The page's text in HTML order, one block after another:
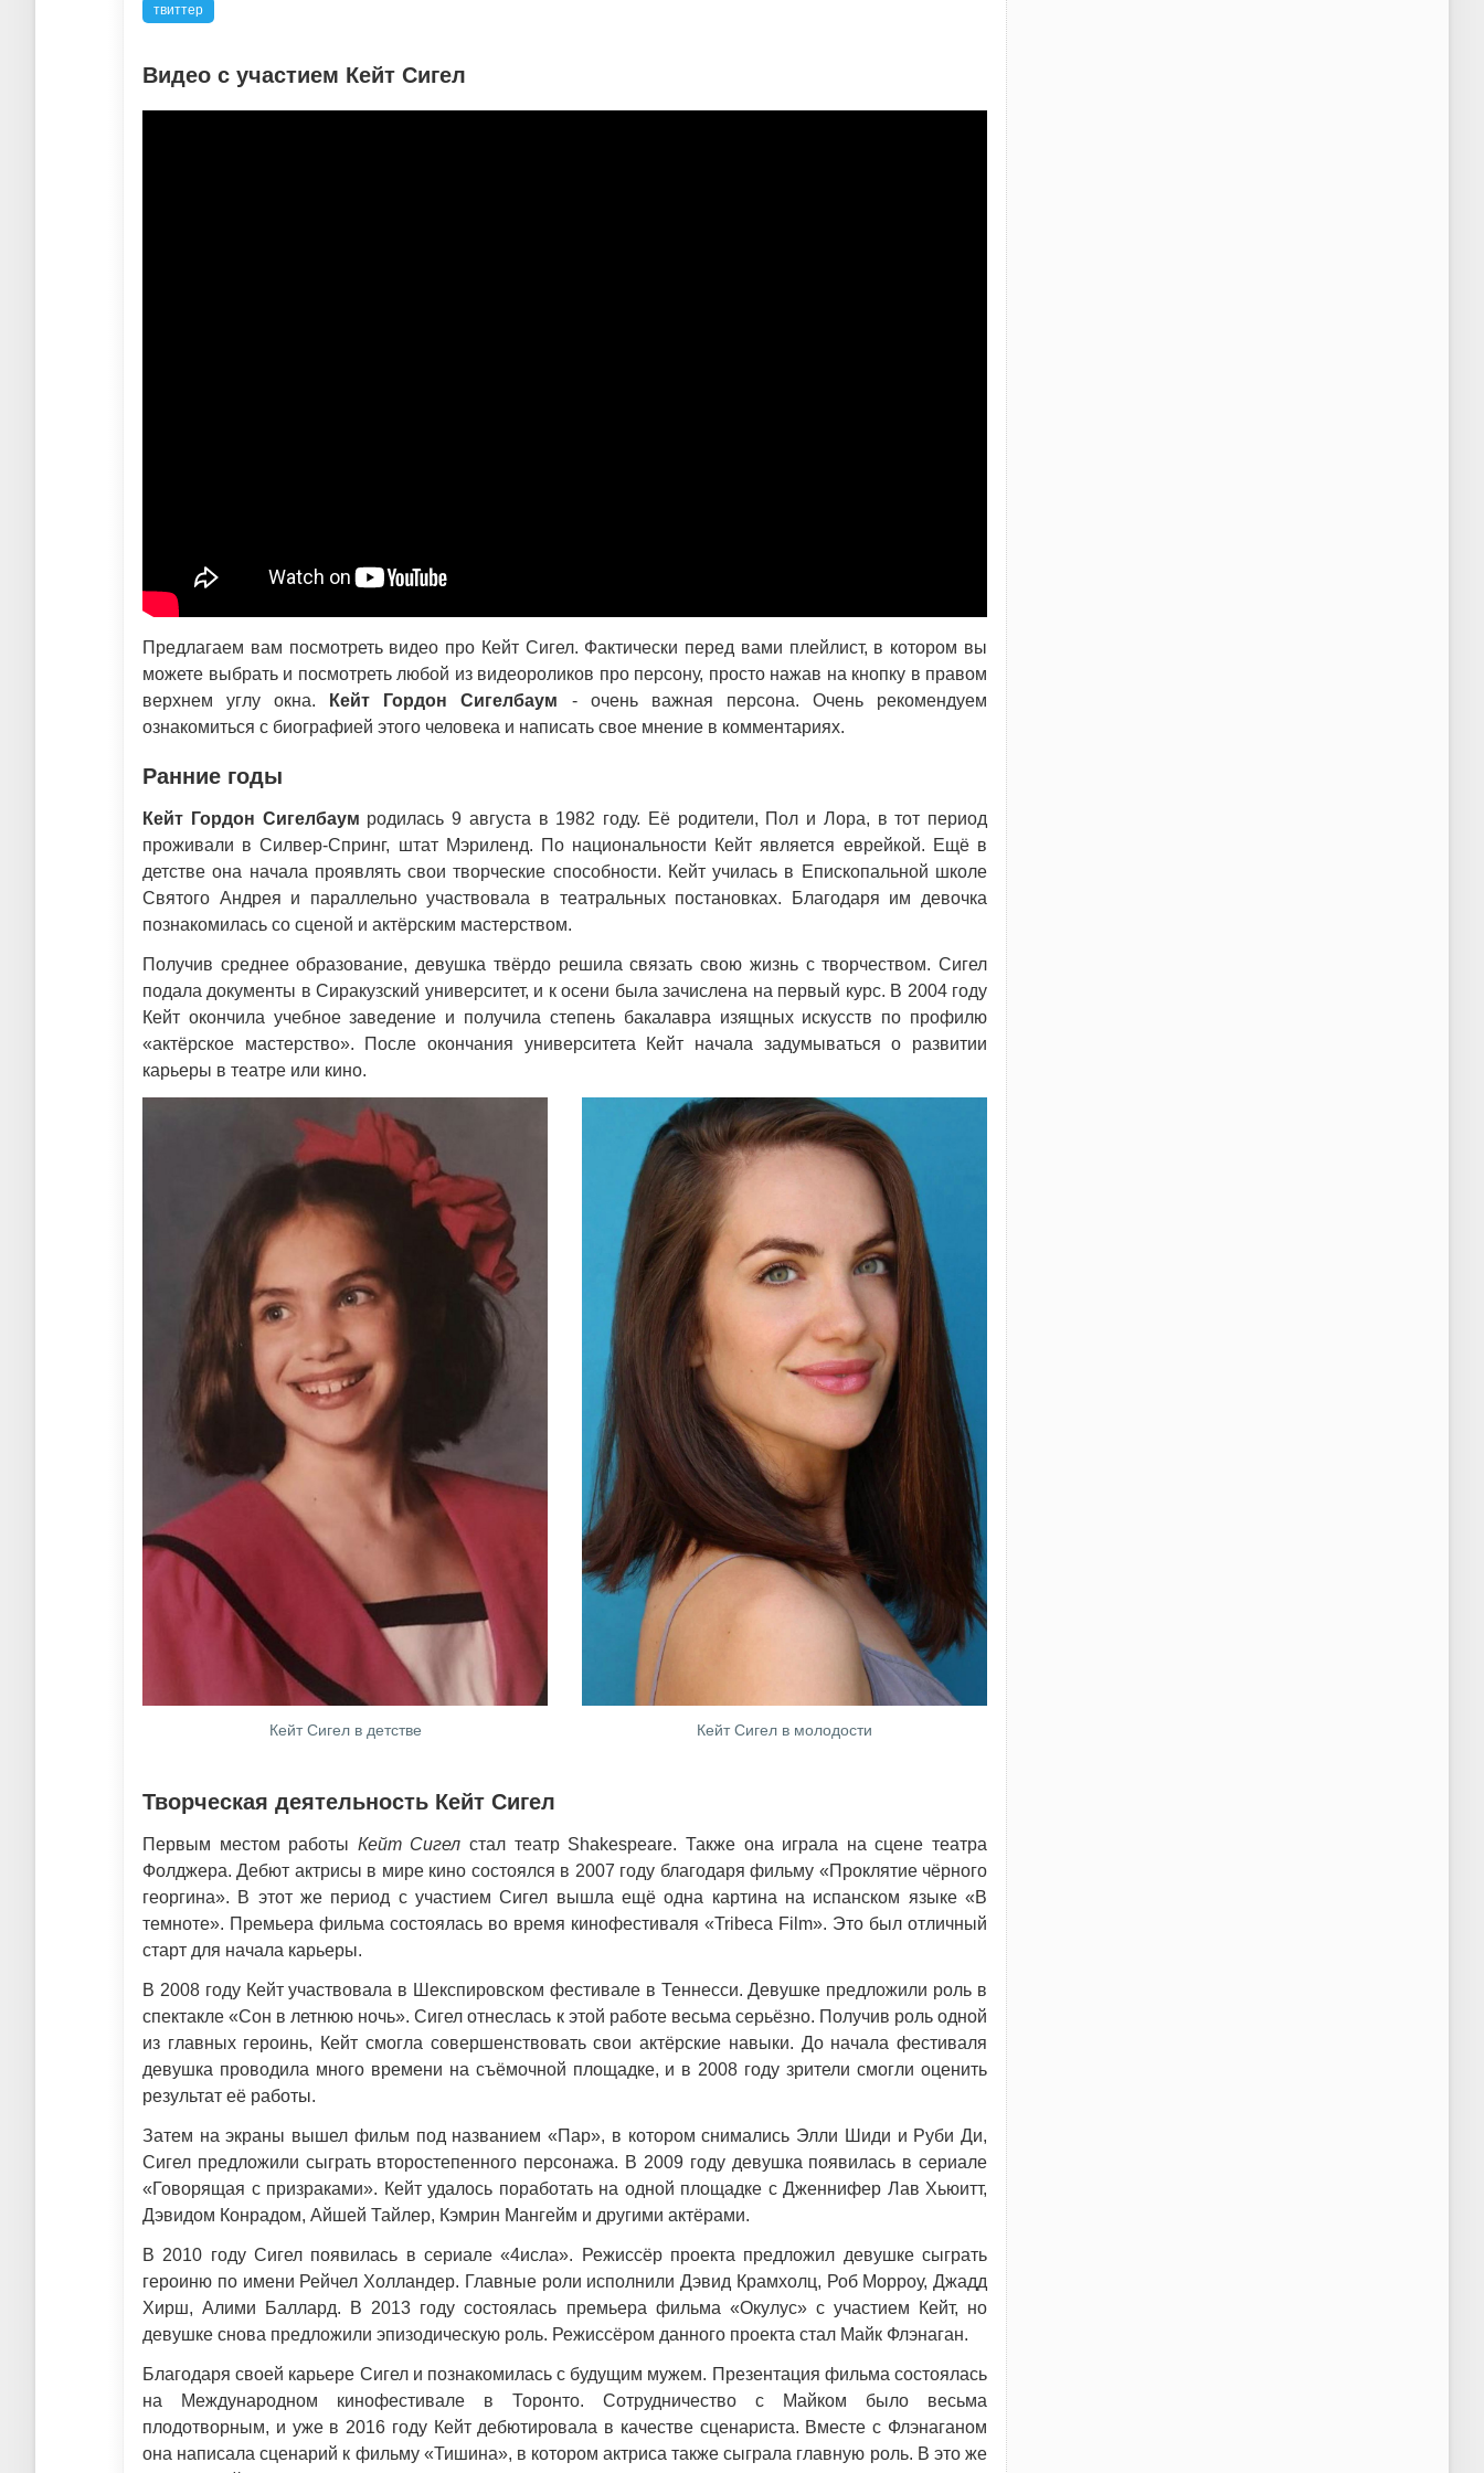
твиттер
Видео с участием Кейт Сигел
Предлагаем вам посмотреть видео про Кейт Сигел. Фактически перед вами плейлист, в котором вы
можете выбрать и посмотреть любой из видеороликов про персону, просто нажав на кнопку в правом
верхнем углу окна.
Кейт Гордон Сигелбаум - очень важная персона. Очень рекомендуем
ознакомиться с биографией этого человека и написать свое мнение в комментариях.
Ранние годы
Кейт Гордон Сигелбаум родилась 9 августа в 1982 году. Её родители, Пол и Лора, в тот период
проживали в Силвер-Спринг, штат Мэриленд. По национальности Кейт является еврейкой. Ещё в
детстве она начала проявлять свои творческие способности. Кейт училась в Епископальной школе
Святого Андрея и параллельно участвовала в театральных постановках. Благодаря им девочка
познакомилась со сценой и актёрским мастерством.
Получив среднее образование, девушка твёрдо решила связать свою жизнь с творчеством. Сигел
подала документы в Сиракузский университет, и к осени была зачислена на первый курс. В 2004 году
Кейт окончила учебное заведение и получила степень бакалавра изящных искусств по профилю
«актёрское мастерство». После окончания университета Кейт начала задумываться о развитии
карьеры в театре или кино.
Кейт Сигел в детстве Кейт Сигел в молодости
Творческая деятельность Кейт Сигел
Первым местом работы Кейт Сигел стал театр Shakespeare. Также она играла на сцене театра
Фолджера. Дебют актрисы в мире кино состоялся в 2007 году благодаря фильму «Проклятие чёрного
георгина». В этот же период с участием Сигел вышла ещё одна картина на испанском языке «В
темноте». Премьера фильма состоялась во время кинофестиваля «Tribeca Film». Это был отличный
старт для начала карьеры.
В 2008 году Кейт участвовала в Шекспировском фестивале в Теннесси. Девушке предложили роль в
спектакле «Сон в летнюю ночь». Сигел отнеслась к этой работе весьма серьёзно. Получив роль одной
из главных героинь, Кейт смогла совершенствовать свои актёрские навыки. До начала фестиваля
девушка проводила много времени на съёмочной площадке, и в 2008 году зрители смогли оценить
результат её работы.
Затем на экраны вышел фильм под названием «Пар», в котором снимались Элли Шиди и Руби Ди,
Сигел предложили сыграть второстепенного персонажа. В 2009 году девушка появилась в сериале
«Говорящая с призраками». Кейт удалось поработать на одной площадке с Дженнифер Лав Хьюитт,
Дэвидом Конрадом, Айшей Тайлер, Кэмрин Мангейм и другими актёрами.
В 2010 году Сигел появилась в сериале «4исла». Режиссёр проекта предложил девушке сыграть
героиню по имени Рейчел Холландер. Главные роли исполнили Дэвид Крамхолц, Роб Морроу, Джадд
Хирш, Алими Баллард. В 2013 году состоялась премьера фильма «Окулус» с участием Кейт, но
девушке снова предложили эпизодическую роль. Режиссёром данного проекта стал Майк Флэнаган.
Благодаря своей карьере Сигел и познакомилась с будущим мужем. Презентация фильма состоялась
на Международном кинофестивале в Торонто. Сотрудничество с Майком было весьма
плодотворным, и уже в 2016 году Кейт дебютировала в качестве сценариста. Вместе с Флэнаганом
она написала сценарий к фильму «Тишина», в котором актриса также сыграла главную роль. В это же